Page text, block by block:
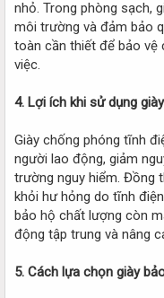
nhỏ. Trong phòng sạch,
môi trường và đảm bảo
toàn cần thiết để bảo vệ
việc.
4. Lợi ích khi sử dụng
Giày chống phóng tĩnh
người lao động, giảm
trường nguy hiểm. Đồng
khỏi hư hỏng do tĩnh
bảo hộ chất lượng còn
động tập trung và nâng
5. Cách lựa chọn giày